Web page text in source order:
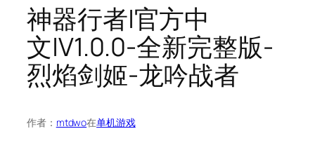
神器行者|官方中
文|V1.0.0-全新完整版-
烈焰剑姬-龙吟战者
作者： mtdwo在单机游戏